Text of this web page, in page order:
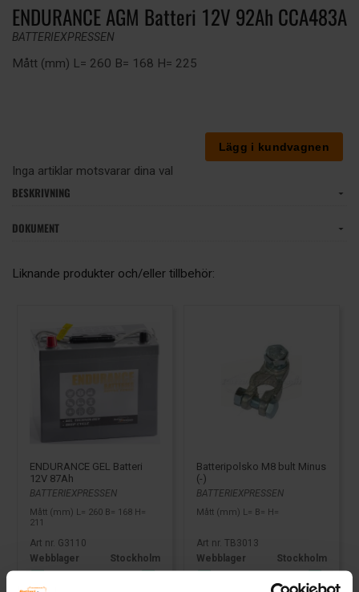
ENDURANCE AGM Batteri 12V 92Ah CCA483A
BATTERIEXPRESSEN
Mått (mm) L= 260 B= 168 H= 225
Inga artiklar motsvarar dina val
BESKRIVNING
DOKUMENT
Liknande produkter och/eller tillbehör:
ENDURANCE GEL Batteri
12V 87Ah
BATTERIEXPRESSEN
Mått (mm) L= 260 B= 168 H=
211
Art nr. G3110
Webblager
Stockholm
Batteripolsko M8 bult Minus
(-)
BATTERIEXPRESSEN
Mått (mm) L= B= H=
Art nr. TB3013
Webblager
Stockholm